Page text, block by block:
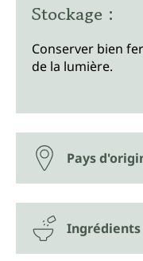
Stockage :
Conserver bien
de la lumière.
Pays
Ingrédients